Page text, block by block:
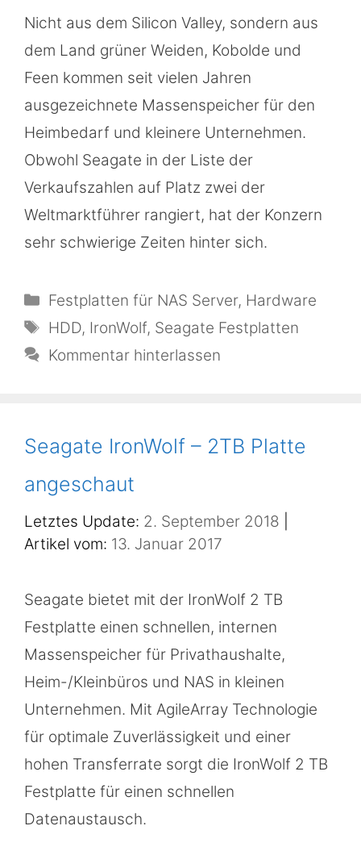
Nicht aus dem Silicon Valley, sondern aus
dem Land grüner Weiden, Kobolde und
Feen kommen seit vielen Jahren
ausgezeichnete Massenspeicher für den
Heimbedarf und kleinere Unternehmen.
Obwohl Seagate in der Liste der
Verkaufszahlen auf Platz zwei der
Weltmarktführer rangiert, hat der Konzern
sehr schwierige Zeiten hinter sich.
Kategorien
Festplatten für NAS Server, Hardware
Schlagwörter
HDD, IronWolf, Seagate Festplatten
Kommentar hinterlassen
Seagate IronWolf – 2TB Platte
angeschaut
2. September 2018
13. Januar 2017
Seagate bietet mit der IronWolf 2 TB
Festplatte einen schnellen, internen
Massenspeicher für Privathaushalte,
Heim-/Kleinbüros und NAS in kleinen
Unternehmen. Mit AgileArray Technologie
für optimale Zuverlässigkeit und einer
hohen Transferrate sorgt die IronWolf 2 TB
Festplatte für einen schnellen
Datenaustausch.